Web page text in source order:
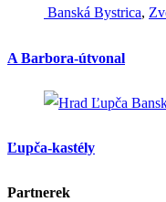
Banská Bystrica,
A Barbora-útvonal
Ľupča-kastély
Partnerek